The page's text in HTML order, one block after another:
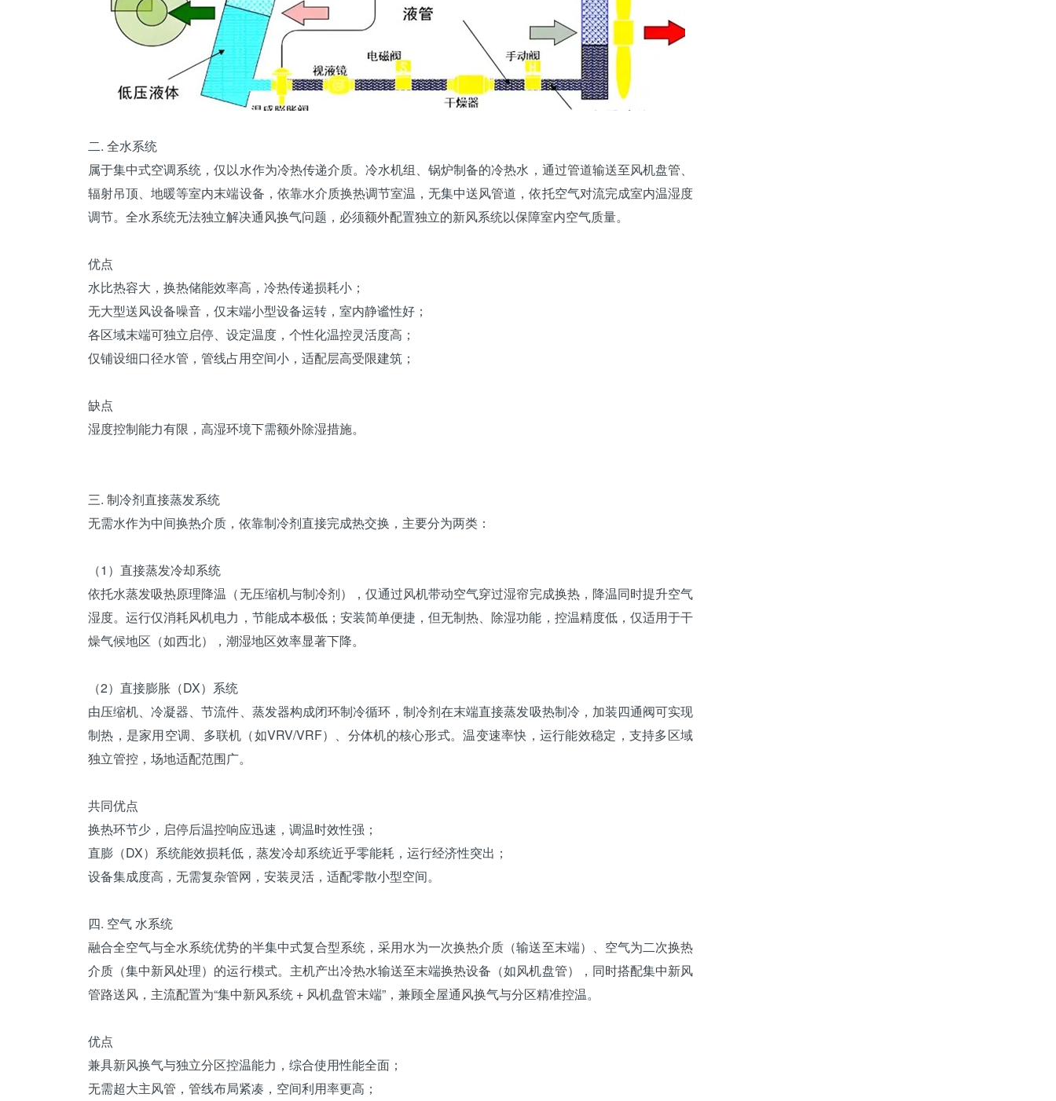
二. 全水系统
属于集中式空调系统，仅以水作为冷热传递介质。 冷水机组、锅炉制备的冷热水，通过管道输送至风机盘管、
辐射吊顶、地暖等室内末端设备，依靠水介质换热调节室温，无集中送风管道，依托空气对流完成室内温湿度
调节。全水系统无法独立解决通风换气问题，必须额外配置独立的新风系统以保障室内空气质量。
优点
水比热容大，换热储能效率高，冷热传递损耗小；
无大型送风设备噪音，仅末端小型设备运转，室内静谧性好；
各区域末端可独立启停、设定温度，个性化温控灵活度高；
仅铺设细口径水管，管线占用空间小，适配层高受限建筑；
缺点
湿度控制能力有限，高湿环境下需额外除湿措施。
三. 制冷剂直接蒸发系统
无需水作为中间换热介质，依靠制冷剂直接完成热交换，主要分为两类：
（1）直接蒸发冷却系统
依托水蒸发吸热原理降温（无压缩机与制冷剂），仅通过风机带动空气穿过湿帘完成换热，降温同时提升空气
湿度。运行仅消耗风机电力，节能成本极低；安装简单便捷，但无制热、除湿功能，控温精度低，仅适用于干
燥气候地区（如西北），潮湿地区效率显著下降。
（2）直接膨胀（DX）系统
由压缩机、冷凝器、节流件、 蒸发器构成闭环制冷循环，制冷剂在末端直接蒸发吸热制冷，加装四通阀可实现
制热，是家用空调、多联机（如VRV/VRF）、分体机的核心形式。温变速率快，运行能效稳定，支持多区域
独立管控，场地适配范围广。
共同优点
换热环节少，启停后温控响应迅速，调温时效性强；
直膨（DX）系统能效损耗低，蒸发冷却系统近乎零能耗，运行经济性突出；
设备集成度高，无需复杂管网，安装灵活，适配零散小型空间。
四. 空气 水系统
融合全空气与全水系统优势的半集中式复合型系统，采用水为一次换热介质（输送至末端）、空气为二次换热
介质（集中新风处理）的运行模式。主机产出冷热水输送至末端换热设备（如风机盘管），同时搭配集中新风
管路送风，主流配置为“集中新风系统 + 风机盘管末端”，兼顾全屋通风换气与分区精准控温。
优点
兼具新风换气与独立分区控温能力，综合使用性能全面；
无需超大主风管，管线布局紧凑，空间利用率更高；